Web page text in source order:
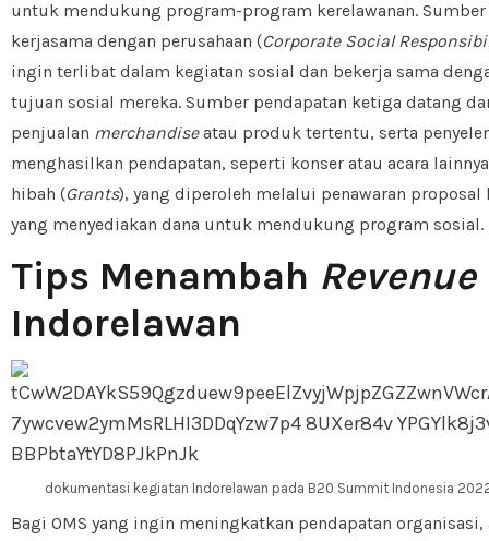
untuk mendukung program-program kerelawanan.
kerjasama dengan perusahaan (Corporate Social
ingin terlibat dalam kegiatan sosial dan bekerja sama
tujuan sosial mereka. Sumber pendapatan ketiga datang
penjualan merchandiseatau produk tertentu, serta
menghasilkan pendapatan, seperti konser atau acara
hibah (Grants), yang diperoleh melalui penawaran
yang menyediakan dana untuk mendukung program sosial.
Tips Menambah
Indorelawan
dokumentasi kegiatan Indorelawan pada B20 Summit Indonesia
Bagi OMS yang ingin meningkatkan pendapatan